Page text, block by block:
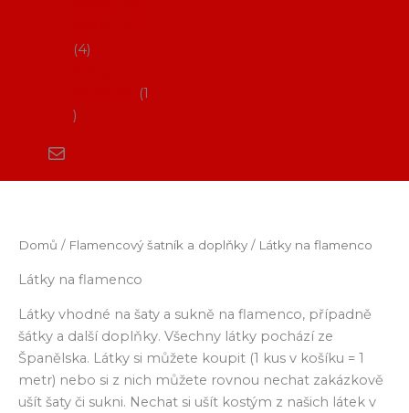
4
1
Domů / Flamencový šatník a doplňky / Látky na flamenco
Látky na flamenco
Látky vhodné na šaty a sukně na flamenco, případně
šátky a další doplňky. Všechny látky pochází ze
Španělska. Látky si můžete koupit (1 kus v košíku = 1
metr) nebo si z nich můžete rovnou nechat zakázkově
ušít šaty či sukni. Nechat si ušít kostým z našich látek v